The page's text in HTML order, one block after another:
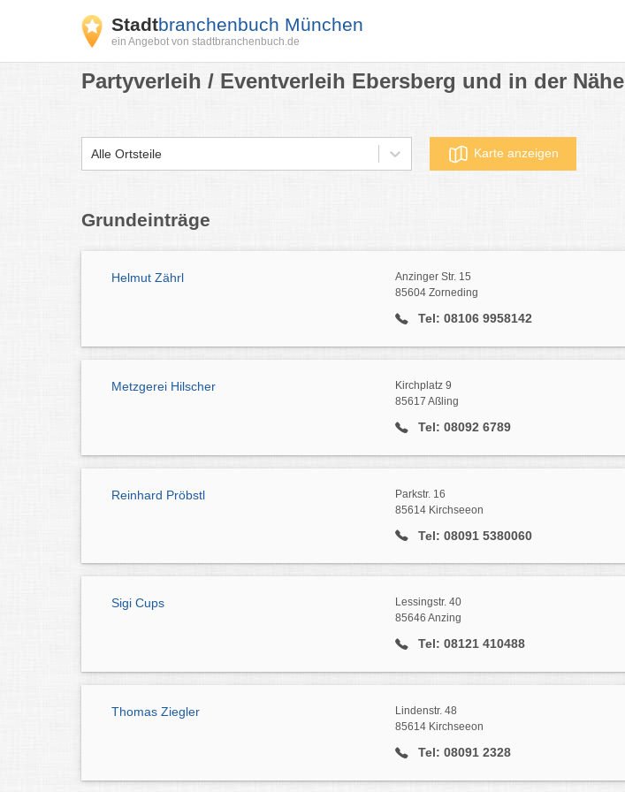
Stadtbranchenbuch München
ein Angebot von stadtbranchenbuch.de
Partyverleih / Eventverleih Ebersberg und in der Nähe
Alle Ortsteile Karte anzeigen
Grundeinträge
Helmut Zährl
Anzinger Str. 15
85604 Zorneding
Tel: 08106 9958142
Metzgerei Hilscher
Kirchplatz 9
85617 Aßling
Tel: 08092 6789
Reinhard Pröbstl
Parkstr. 16
85614 Kirchseeon
Tel: 08091 5380060
Sigi Cups
Lessingstr. 40
85646 Anzing
Tel: 08121 410488
Thomas Ziegler
Lindenstr. 48
85614 Kirchseeon
Tel: 08091 2328